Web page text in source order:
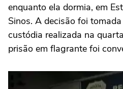
enquanto ela dormia, em
Sinos. A decisão foi
custódia realizada na
prisão em flagrante foi